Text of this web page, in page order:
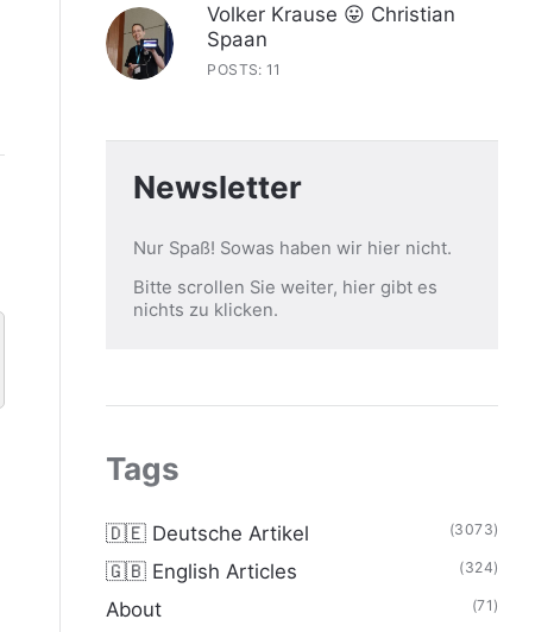
Volker Krause 😛 Christian
Spaan
POSTS: 11
Newsletter
Nur Spaß! Sowas haben wir hier nicht.
Bitte scrollen Sie weiter, hier gibt es
nichts zu klicken.
Tags
🇩🇪 Deutsche Artikel (3073)
🇬🇧 English Articles (324)
About (71)